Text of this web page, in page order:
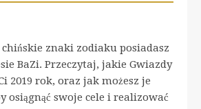
znaki zodiaku posiadasz
BaZi. Przeczytaj, jakie Gwiazdy
2019 rok, oraz jak możesz je
osiągnąć swoje cele i realizować